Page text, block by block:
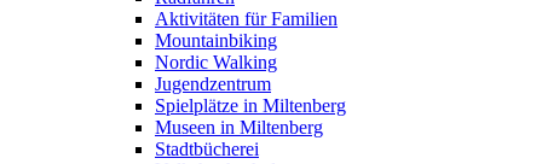
Aktivitäten für Familien
Mountainbiking
Nordic Walking
Jugendzentrum
Spielplätze in Miltenberg
Museen in Miltenberg
Stadtbücherei